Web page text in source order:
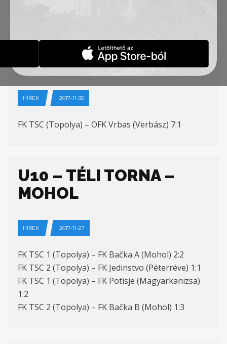
U17 BAJNOKI
MÉRKŐZÉSE
HÍREK 2017-11-30
FK TSC (Topolya) – OFK Vrbas (Verbász) 7:1
U10 – TÉLI TORNA –
MOHOL
HÍREK 2017-11-27
FK TSC 1 (Topolya) – FK Bačka A (Mohol) 2:2
FK TSC 2 (Topolya) – FK Jedinstvo (Péterréve) 1:1
FK TSC 1 (Topolya) – FK Potisje (Magyarkanizsa)
1:2
FK TSC 2 (Topolya) – FK Bačka B (Mohol) 1:3